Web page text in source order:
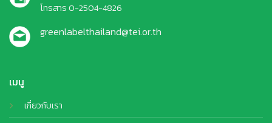
เมนู
เกี่ยวกับเรา
โทรสาร 0-2504-4826
greenlabelthailand@tei.or.th